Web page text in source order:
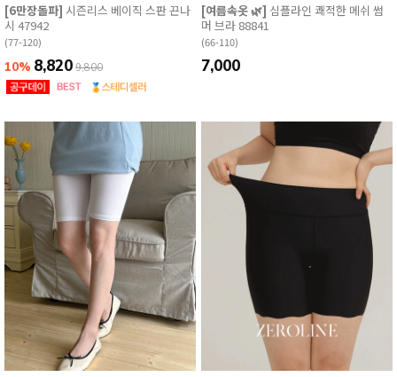
English
[6만장돌파] 시즌리스 베이직 스판 끈나
시 47942
(77-120)
10% 8,820 9,800
[여름속옷 🌿] 심플라인 쾌적한 메쉬 썸
머 브라 88841
(66-110)
7,000